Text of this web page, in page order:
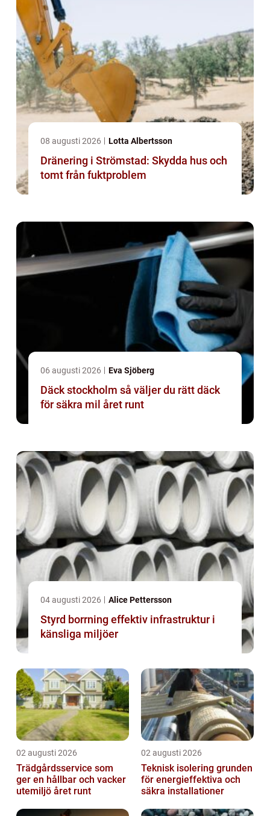
08 augusti 2026 Lotta Albertsson
Dränering i Strömstad: Skydda hus och
tomt från fuktproblem
06 augusti 2026 Eva Sjöberg
Däck stockholm så väljer du rätt däck
för säkra mil året runt
04 augusti 2026 Alice Pettersson
Styrd borrning effektiv infrastruktur i
känsliga miljöer
02 augusti 2026
Trädgårdsservice som
ger en hållbar och vacker
utemiljö året runt
02 augusti 2026
Teknisk isolering grunden
för energieffektiva och
säkra installationer